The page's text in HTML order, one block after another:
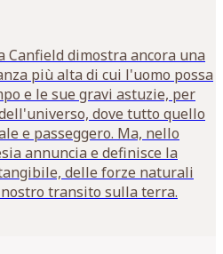
Canfield dimostra ancora una
più alta di cui l'uomo possa
e le sue gravi astuzie, per
dove tutto quello
e passeggero. Ma, nello
annuncia e definisce la
delle forze naturali
transito sulla terra.